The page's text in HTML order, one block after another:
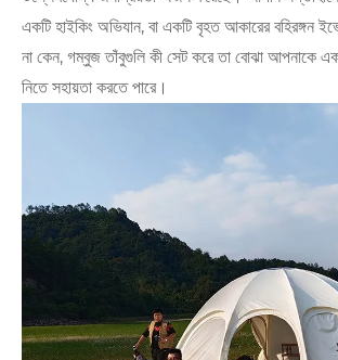
একটি হাইকিং অভিযান, বা একটি বৃহত আকারের বহিরঙ্গন
না কেন, গম্বুজ তাঁবুগুলি কী সেট করে তা বোঝা আপনাকে
নিতে সহায়তা করতে পারে।